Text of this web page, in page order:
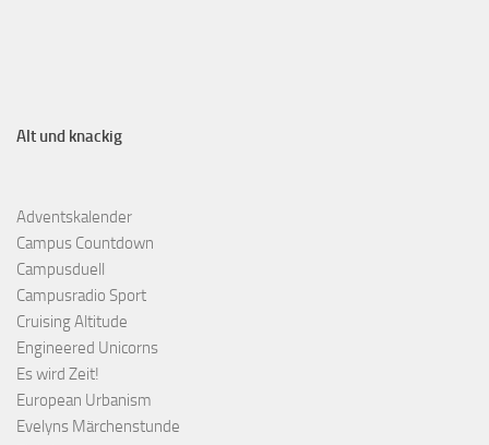
Alt und knackig
Adventskalender
Campus Countdown
Campusduell
Campusradio Sport
Cruising Altitude
Engineered Unicorns
Es wird Zeit!
European Urbanism
Evelyns Märchenstunde